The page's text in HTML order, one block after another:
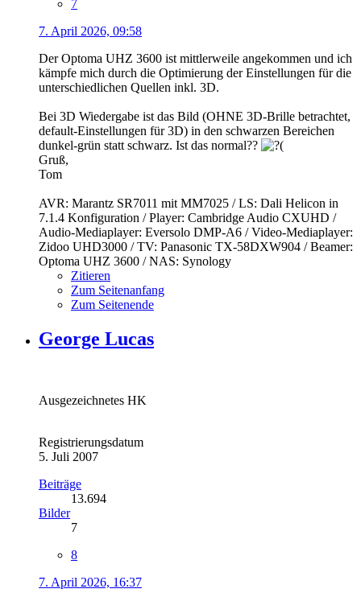
7
7. April 2026, 09:58
Der Optoma UHZ 3600 ist mittlerweile angekommen und ich
kämpfe mich durch die Optimierung der Einstellungen für die
unterschiedlichen Quellen inkl. 3D.
Bei 3D Wiedergabe ist das Bild (OHNE 3D-Brille betrachtet,
default-Einstellungen für 3D) in den schwarzen Bereichen
dunkel-grün statt schwarz. Ist das normal??
Gruß,
Tom
AVR: Marantz SR7011 mit MM7025 / LS: Dali Helicon in
7.1.4 Konfiguration / Player: Cambridge Audio CXUHD /
Audio-Mediaplayer: Eversolo DMP-A6 / Video-Mediaplayer:
Zidoo UHD3000 / TV: Panasonic TX-58DXW904 / Beamer:
Optoma UHZ 3600 / NAS: Synology
Zitieren
Zum Seitenanfang
Zum Seitenende
George Lucas
Ausgezeichnetes HK
Registrierungsdatum
5. Juli 2007
Beiträge
13.694
Bilder
7
8
7. April 2026, 16:37